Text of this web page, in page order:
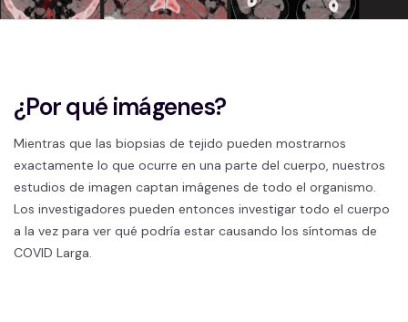
¿Por qué imágenes?
Mientras que las biopsias de tejido pueden mostrarnos
exactamente lo que ocurre en una parte del cuerpo, nuestros
estudios de imagen captan imágenes de todo el organismo.
Los investigadores pueden entonces investigar todo el cuerpo
a la vez para ver qué podría estar causando los síntomas de
COVID Larga.